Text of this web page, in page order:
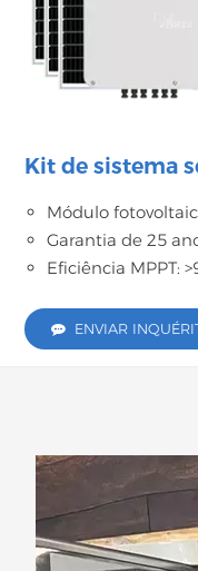
Kit de sistema
Módulo
Garantia de 25
Eficiência MPPT:
ENVIAR